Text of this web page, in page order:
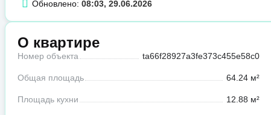
Обновлено: 08:03, 29.06.2026
О квартире
Номер объекта ta66f28927a3fe373c455e58c0
Общая площадь 64.24 м²
Площадь кухни 12.88 м²